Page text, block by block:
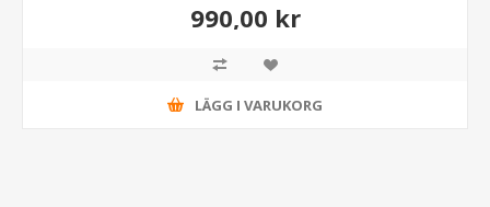
990,00 kr
LÄGG I VARUKORG